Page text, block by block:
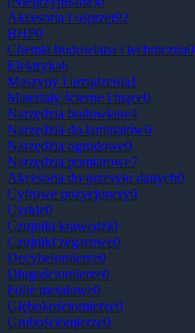
Akcesoria i osprzęt92
BHP0
Chemia budowlana i techniczna0
Elektryka6
Maszyny i urządzenia1
Materiały ścierne i tnące0
Narzędzia budowlane4
Narzędzia do laminatów0
Narzędzia ogrodowe0
Narzędzia pomiarowe7
Akcesoria do przesyłu danych0
Cyfrowe pozycjonery0
Cyrkle0
Czujniki krawędzi0
Czujniki zegarowe0
Decybelomierze0
Długościomierze0
Folie metalowe0
Głębokościomierze0
Grubościomierze0